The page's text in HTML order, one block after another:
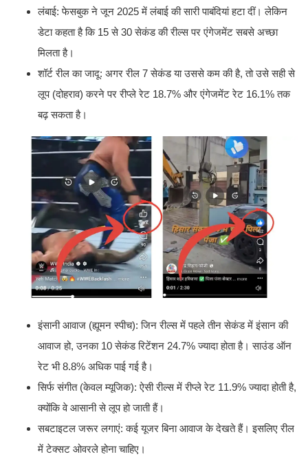
लंबाई: फेसबुक ने जून 2025 में लंबाई की सारी पाबंदियां हटा दीं। लेकिन
डेटा कहता है कि 15 से 30 सेकंड की रील्स पर एंगेजमेंट सबसे अच्छा
मिलता है।
शॉर्ट रील का जादू: अगर रील 7 सेकंड या उससे कम की है, तो उसे सही से
लूप (दोहराव) करने पर रीप्ले रेट 18.7% और एंगेजमेंट रेट 16.1% तक
बढ़ सकता है।
इंसानी आवाज (ह्यूमन स्पीच): जिन रील्स में पहले तीन सेकंड में इंसान की
आवाज हो, उनका 10 सेकंड रिटेंशन 24.7% ज्यादा होता है। साउंड ऑन
रेट भी 8.8% अधिक पाई गई है।
सिर्फ संगीत (केवल म्यूजिक): ऐसी रील्स में रीप्ले रेट 11.9% ज्यादा होती है,
क्योंकि वे आसानी से लूप हो जाती हैं।
सबटाइटल जरूर लगाएं: कई यूजर बिना आवाज के देखते हैं। इसलिए रील
में टेक्सट ओवरले होना चाहिए।